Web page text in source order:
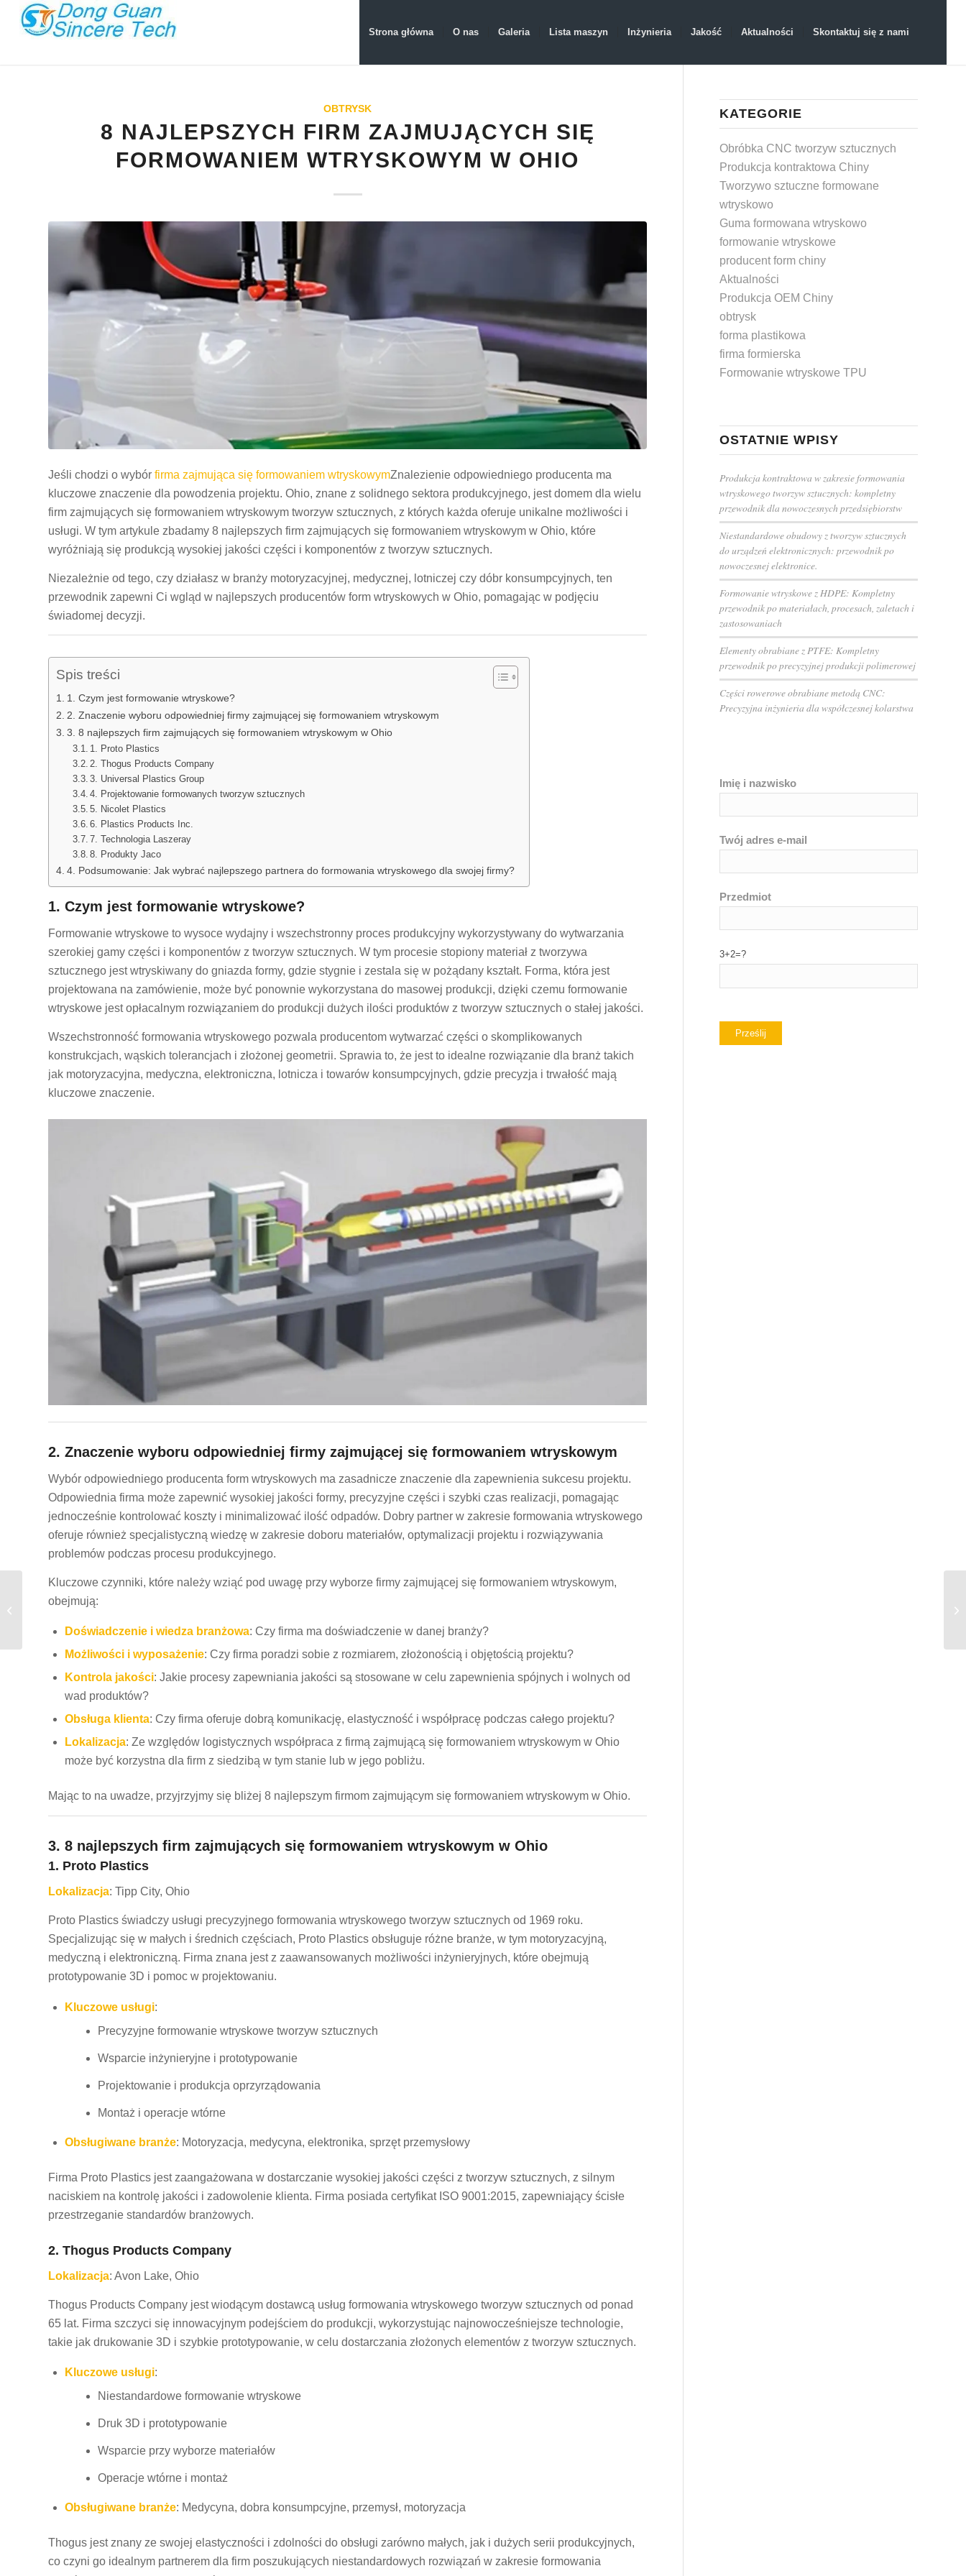
Strona główna O nas Galeria Lista maszyn Inżynieria Jakość Aktualności Skontaktuj się z nami
OBTRYSK
8 NAJLEPSZYCH FIRM ZAJMUJĄCYCH SIĘ
FORMOWANIEM WTRYSKOWYM W OHIO
Jeśli chodzi o wybór firma zajmująca się formowaniem wtryskowymZnalezienie odpowiedniego producenta ma
kluczowe znaczenie dla powodzenia projektu. Ohio, znane z solidnego sektora produkcyjnego, jest domem dla wielu
firm zajmujących się formowaniem wtryskowym tworzyw sztucznych, z których każda oferuje unikalne możliwości i
usługi. W tym artykule zbadamy 8 najlepszych firm zajmujących się formowaniem wtryskowym w Ohio, które
wyróżniają się produkcją wysokiej jakości części i komponentów z tworzyw sztucznych.
Niezależnie od tego, czy działasz w branży motoryzacyjnej, medycznej, lotniczej czy dóbr konsumpcyjnych, ten
przewodnik zapewni Ci wgląd w najlepszych producentów form wtryskowych w Ohio, pomagając w podjęciu
świadomej decyzji.
Spis treści
1. Czym jest formowanie wtryskowe?
2. Znaczenie wyboru odpowiedniej firmy zajmującej się formowaniem wtryskowym
3. 8 najlepszych firm zajmujących się formowaniem wtryskowym w Ohio
1. Proto Plastics
2. Thogus Products Company
3. Universal Plastics Group
4. Projektowanie formowanych tworzyw sztucznych
5. Nicolet Plastics
6. Plastics Products Inc.
7. Technologia Laszeray
8. Produkty Jaco
4. Podsumowanie: Jak wybrać najlepszego partnera do formowania wtryskowego dla swojej firmy?
1. Czym jest formowanie wtryskowe?
Formowanie wtryskowe to wysoce wydajny i wszechstronny proces produkcyjny wykorzystywany do wytwarzania
szerokiej gamy części i komponentów z tworzyw sztucznych. W tym procesie stopiony materiał z tworzywa
sztucznego jest wtryskiwany do gniazda formy, gdzie stygnie i zestala się w pożądany kształt. Forma, która jest
projektowana na zamówienie, może być ponownie wykorzystana do masowej produkcji, dzięki czemu formowanie
wtryskowe jest opłacalnym rozwiązaniem do produkcji dużych ilości produktów z tworzyw sztucznych o stałej jakości.
Wszechstronność formowania wtryskowego pozwala producentom wytwarzać części o skomplikowanych
konstrukcjach, wąskich tolerancjach i złożonej geometrii. Sprawia to, że jest to idealne rozwiązanie dla branż takich
jak motoryzacyjna, medyczna, elektroniczna, lotnicza i towarów konsumpcyjnych, gdzie precyzja i trwałość mają
kluczowe znaczenie.
2. Znaczenie wyboru odpowiedniej firmy zajmującej się formowaniem wtryskowym
Wybór odpowiedniego producenta form wtryskowych ma zasadnicze znaczenie dla zapewnienia sukcesu projektu.
Odpowiednia firma może zapewnić wysokiej jakości formy, precyzyjne części i szybki czas realizacji, pomagając
jednocześnie kontrolować koszty i minimalizować ilość odpadów. Dobry partner w zakresie formowania wtryskowego
oferuje również specjalistyczną wiedzę w zakresie doboru materiałów, optymalizacji projektu i rozwiązywania
problemów podczas procesu produkcyjnego.
Kluczowe czynniki, które należy wziąć pod uwagę przy wyborze firmy zajmującej się formowaniem wtryskowym,
obejmują:
Doświadczenie i wiedza branżowa: Czy firma ma doświadczenie w danej branży?
Możliwości i wyposażenie: Czy firma poradzi sobie z rozmiarem, złożonością i objętością projektu?
Kontrola jakości: Jakie procesy zapewniania jakości są stosowane w celu zapewnienia spójnych i wolnych od
wad produktów?
Obsługa klienta: Czy firma oferuje dobrą komunikację, elastyczność i współpracę podczas całego projektu?
Lokalizacja: Ze względów logistycznych współpraca z firmą zajmującą się formowaniem wtryskowym w Ohio
może być korzystna dla firm z siedzibą w tym stanie lub w jego pobliżu.
Mając to na uwadze, przyjrzyjmy się bliżej 8 najlepszym firmom zajmującym się formowaniem wtryskowym w Ohio.
3. 8 najlepszych firm zajmujących się formowaniem wtryskowym w Ohio
1. Proto Plastics
Lokalizacja: Tipp City, Ohio
Proto Plastics świadczy usługi precyzyjnego formowania wtryskowego tworzyw sztucznych od 1969 roku.
Specjalizując się w małych i średnich częściach, Proto Plastics obsługuje różne branże, w tym motoryzacyjną,
medyczną i elektroniczną. Firma znana jest z zaawansowanych możliwości inżynieryjnych, które obejmują
prototypowanie 3D i pomoc w projektowaniu.
Kluczowe usługi:
Precyzyjne formowanie wtryskowe tworzyw sztucznych
Wsparcie inżynieryjne i prototypowanie
Projektowanie i produkcja oprzyrządowania
Montaż i operacje wtórne
Obsługiwane branże: Motoryzacja, medycyna, elektronika, sprzęt przemysłowy
Firma Proto Plastics jest zaangażowana w dostarczanie wysokiej jakości części z tworzyw sztucznych, z silnym
naciskiem na kontrolę jakości i zadowolenie klienta. Firma posiada certyfikat ISO 9001:2015, zapewniający ścisłe
przestrzeganie standardów branżowych.
2. Thogus Products Company
Lokalizacja: Avon Lake, Ohio
Thogus Products Company jest wiodącym dostawcą usług formowania wtryskowego tworzyw sztucznych od ponad
65 lat. Firma szczyci się innowacyjnym podejściem do produkcji, wykorzystując najnowocześniejsze technologie,
takie jak drukowanie 3D i szybkie prototypowanie, w celu dostarczania złożonych elementów z tworzyw sztucznych.
Kluczowe usługi:
Niestandardowe formowanie wtryskowe
Druk 3D i prototypowanie
Wsparcie przy wyborze materiałów
Operacje wtórne i montaż
Obsługiwane branże: Medycyna, dobra konsumpcyjne, przemysł, motoryzacja
Thogus jest znany ze swojej elastyczności i zdolności do obsługi zarówno małych, jak i dużych serii produkcyjnych,
co czyni go idealnym partnerem dla firm poszukujących niestandardowych rozwiązań w zakresie formowania
KATEGORIE
Obróbka CNC tworzyw sztucznych
Produkcja kontraktowa Chiny
Tworzywo sztuczne formowane
wtryskowo
Guma formowana wtryskowo
formowanie wtryskowe
producent form chiny
Aktualności
Produkcja OEM Chiny
obtrysk
forma plastikowa
firma formierska
Formowanie wtryskowe TPU
OSTATNIE WPISY
Produkcja kontraktowa w zakresie formowania
wtryskowego tworzyw sztucznych: kompletny
przewodnik dla nowoczesnych przedsiębiorstw
Niestandardowe obudowy z tworzyw sztucznych
do urządzeń elektronicznych: przewodnik po
nowoczesnej elektronice.
Formowanie wtryskowe z HDPE: Kompletny
przewodnik po materiałach, procesach, zaletach i
zastosowaniach
Elementy obrabiane z PTFE: Kompletny
przewodnik po precyzyjnej produkcji polimerowej
Części rowerowe obrabiane metodą CNC:
Precyzyjna inżynieria dla współczesnej kolarstwa
Imię i nazwisko
Twój adres e-mail
Przedmiot
3+2=?
Firmy zajmujące się
formowaniem
sztucznych w Teksasie